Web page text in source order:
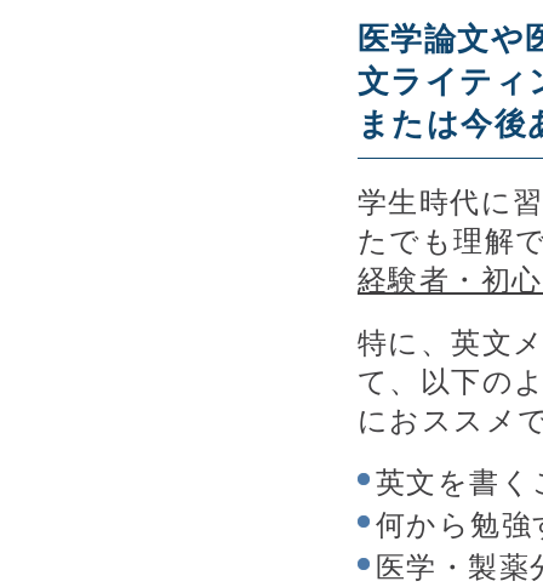
医学論文や
文ライティ
または今後
学生時代に
たでも理解
経験者・初
特に、英文
て、以下の
におススメ
英文を書
何から勉
医学・製